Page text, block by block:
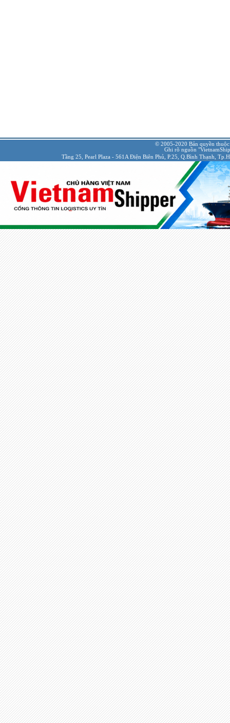
© 2005-2020 Bản quyền
Ghi rõ nguồn
Tầng 25, Pearl Plaza - 561A Điện Biên Phủ, P.25, Q.Bình Thạnh,